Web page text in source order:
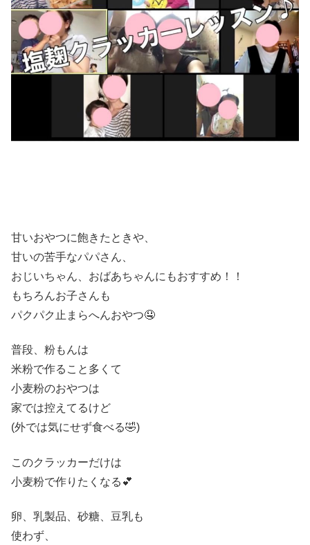
甘いおやつに飽きたときや、
甘いの苦手なパパさん、
おじいちゃん、おばあちゃんにもおすすめ！！
もちろんお子さんも
パクパク止まらへんおやつ🤤
普段、粉もんは
米粉で作ること多くて
小麦粉のおやつは
家では控えてるけど
(外では気にせず食べる🤣)
このクラッカーだけは
小麦粉で作りたくなる💕
卵、乳製品、砂糖、豆乳も
使わず、